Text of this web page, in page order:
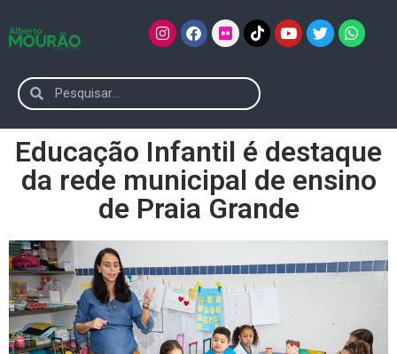
Educação Infantil é destaque
da rede municipal de ensino
de Praia Grande